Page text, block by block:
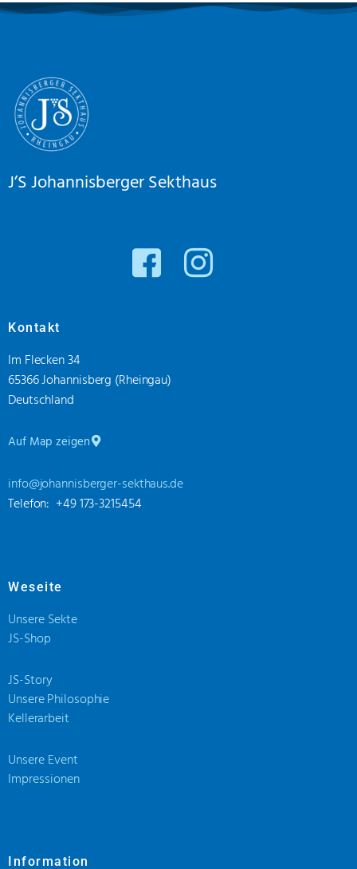
J’S Johannisberger Sekthaus
Kontakt
Im Flecken 34
65366 Johannisberg (Rheingau)
Deutschland
Auf Map zeigen
info@johannisberger-sekthaus.de
Telefon: +49 173-3215454
Weseite
Unsere Sekte
JS-Shop
JS-Story
Unsere Philosophie
Kellerarbeit
Unsere Event
Impressionen
Information